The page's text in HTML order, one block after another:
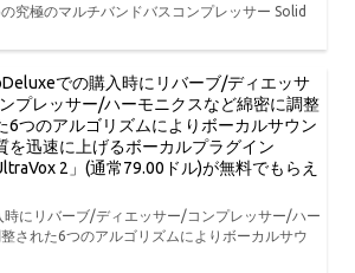
究極のマルチバンドバスコンプレッサー Solid
での購入時にリバーブ/ディエッサ
プレッサー/ハーモニクスなど綿密に調整
6つのアルゴリズムによりボーカルサウン
を迅速に上げるボーカルプラグイン
2」(通常79.00ドル)が無料でもらえ
にリバーブ/ディエッサー/コンプレッサー/ハー
された6つのアルゴリズムによりボーカルサウ